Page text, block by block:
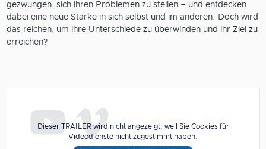
Dieser TRAILER wird nicht angezeigt, weil Sie Cookies für
Videodienste nicht zugestimmt haben.
gezwungen, sich ihren Problemen zu stellen – und entdecken
dabei eine neue Stärke in sich selbst und im anderen. Doch wird
das reichen, um ihre Unterschiede zu überwinden und ihr Ziel zu
erreichen?